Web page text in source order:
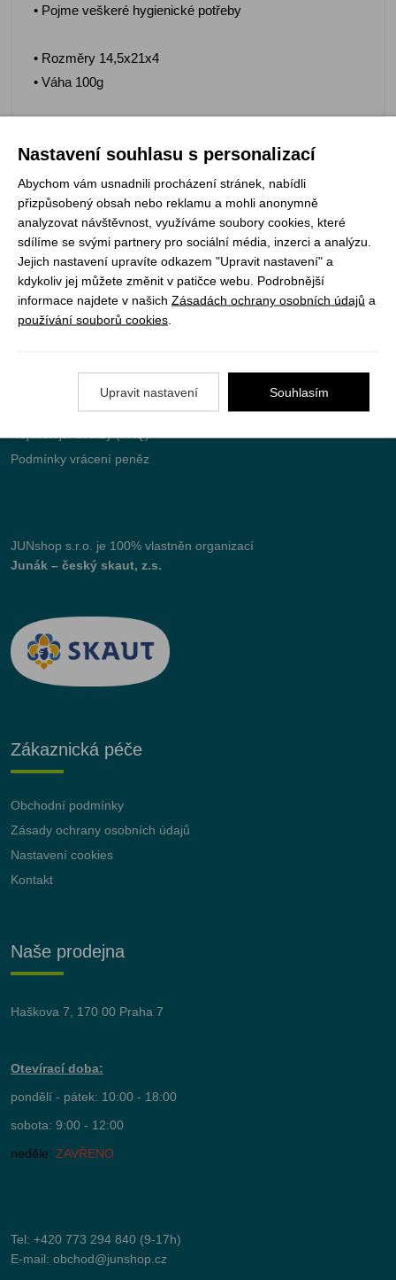
• Pojme veškeré hygienické potřeby
• Rozměry 14,5x21x4
• Váha 100g
Registrujte se k odběru newsletteru a už Vám
nic neunikne
ODEBÍRAT
Vše o nákupu
Doprava a platba
Podmínky vrácení peněz
JUNshop s.r.o.
je 100% vlastněn organizací
Junák – český skaut, z.s.
Zákaznická péče
Obchodní podmínky
Zásady ochrany osobních údajů
Nastavení cookies
Kontakt
Naše prodejna
Haškova 7, 170 00 Praha 7
Otevírací doba:
pondělí - pátek: 10:00 - 18:00
sobota: 9:00 - 12:00
neděle: ZAVŘENO
Tel: +420 773 294 840 (9-17h)
E-mail: obchod@junshop.cz
Nastavení souhlasu s personalizací
Abychom vám usnadnili procházení stránek, nabídli
přizpůsobený obsah nebo reklamu a mohli anonymně
analyzovat návštěvnost, využíváme soubory cookies, které
sdílíme se svými partnery pro sociální média, inzerci a analýzu.
Jejich nastavení upravíte odkazem "Upravit nastavení" a
kdykoliv jej můžete změnit v patičce webu. Podrobnější
informace najdete v našich Zásadách ochrany osobních údajů a
používání souborů cookies
Upravit nastavení Souhlasím